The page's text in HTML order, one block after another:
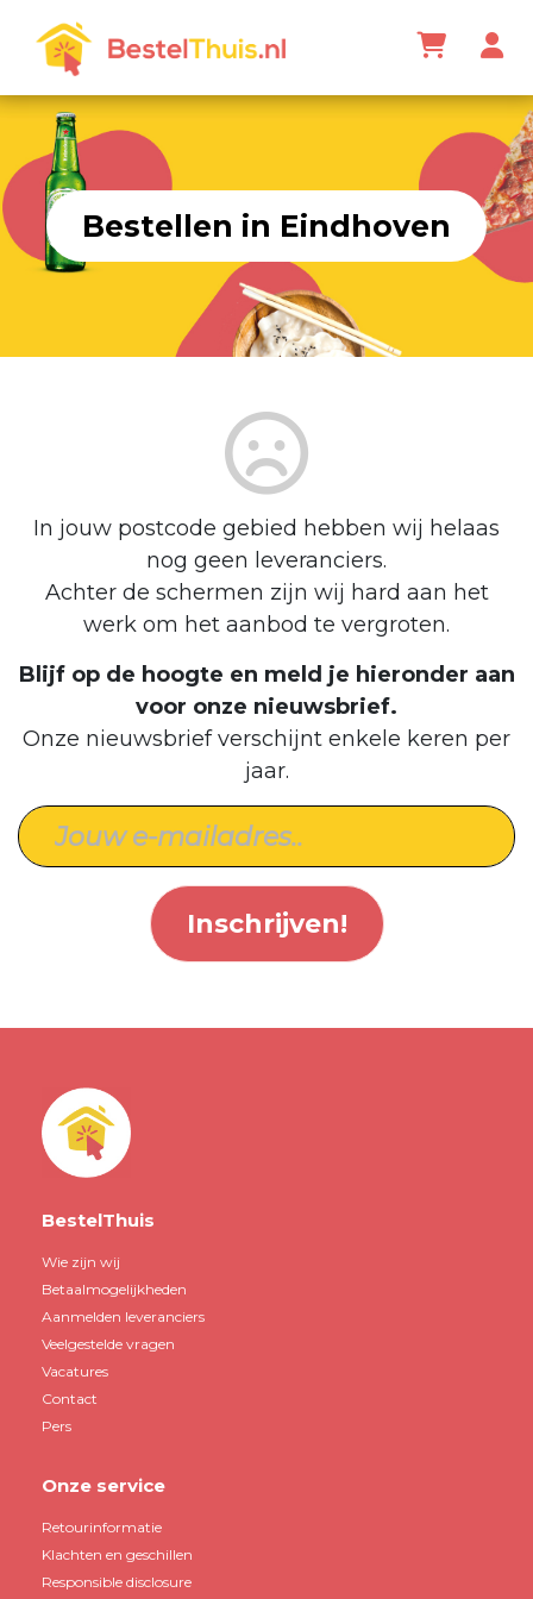
Bestellen in Eindhoven
In jouw postcode gebied hebben wij helaas
nog geen leveranciers.
Achter de schermen zijn wij hard aan het
werk om het aanbod te vergroten.
Blijf op de hoogte en meld je hieronder aan
voor onze nieuwsbrief.
Onze nieuwsbrief verschijnt enkele keren per
jaar.
Inschrijven!
BestelThuis
Wie zijn wij
Betaalmogelijkheden
Aanmelden leveranciers
Veelgestelde vragen
Vacatures
Contact
Pers
Onze service
Retourinformatie
Klachten en geschillen
Responsible disclosure